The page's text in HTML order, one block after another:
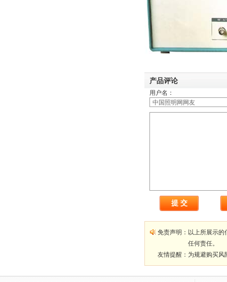
产品评论
用户名：
免责声明： 以上所展示
任何责任。
友情提醒： 为规避购买风